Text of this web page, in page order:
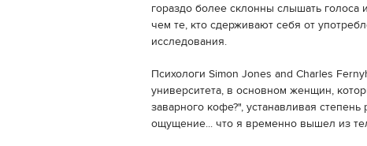
гораздо более склонны слышать
чем те, кто сдерживают себя от
исследования.
Психологи Simon Jones and Charles
университета, в основном женщин,
заварного кофе?", устанавливая
ощущение... что я временно вышел из